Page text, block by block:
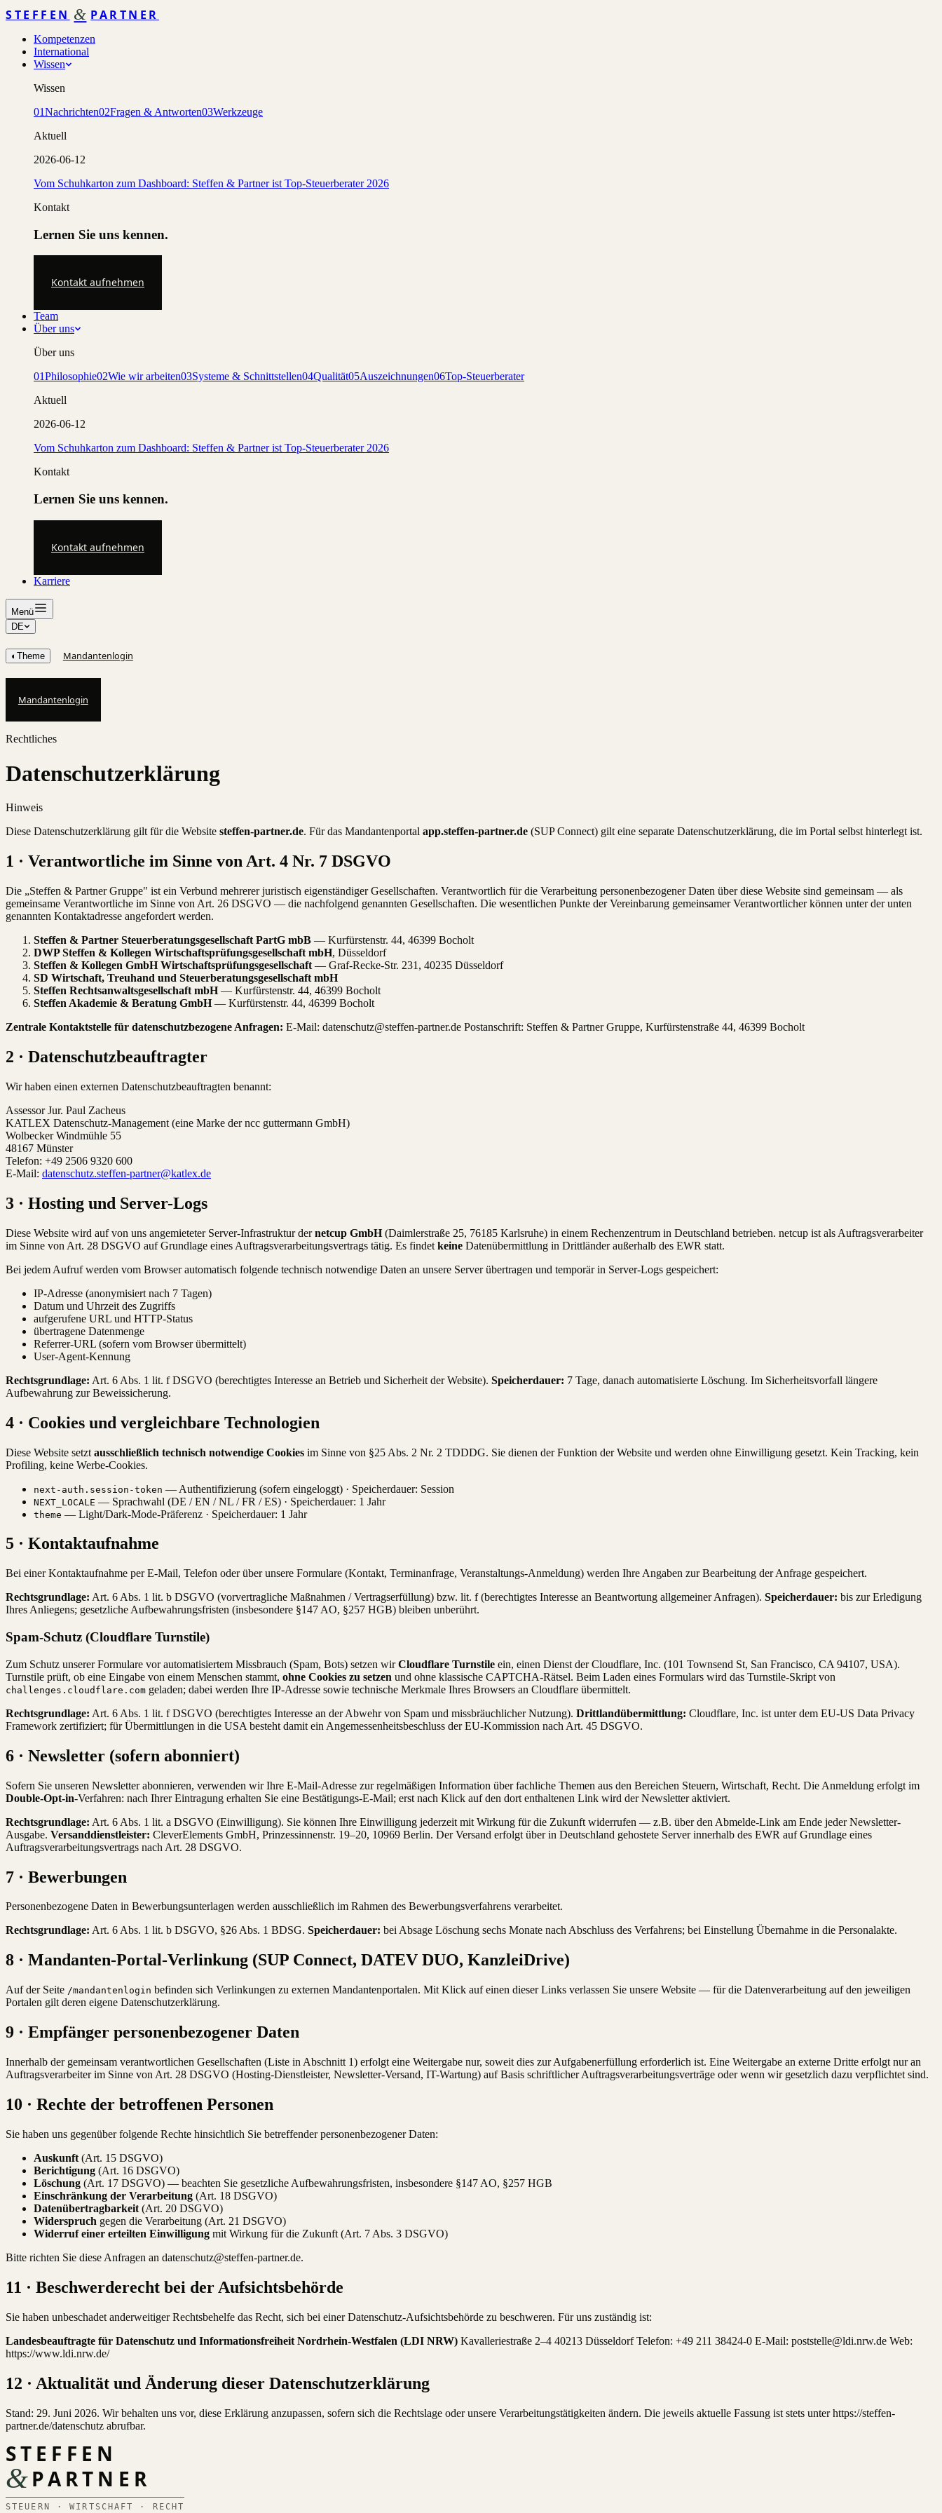
STEFFEN & PARTNER
Kompetenzen
International
Wissen
Wissen
01Nachrichten02Fragen & Antworten03Werkzeuge
Aktuell
2026-06-12
Vom Schuhkarton zum Dashboard: Steffen & Partner ist Top-Steuerberater 2026
Kontakt
Lernen Sie uns kennen.
Kontakt aufnehmen
Team
Über uns
Über uns
01Philosophie02Wie wir arbeiten03Systeme & Schnittstellen04Qualität05Auszeichnungen06Top-Steuerberater
Aktuell
2026-06-12
Vom Schuhkarton zum Dashboard: Steffen & Partner ist Top-Steuerberater 2026
Kontakt
Lernen Sie uns kennen.
Kontakt aufnehmen
Karriere
Menü
DE
◐ Theme Mandantenlogin
Mandantenlogin
Rechtliches
Datenschutzerklärung
Hinweis
Diese Datenschutzerklärung gilt für die Website steffen-partner.de. Für das Mandantenportal app.steffen-partner.de (SUP Connect) gilt eine separate Datenschutzerklärung, die im Portal selbst hinterlegt ist.
1 · Verantwortliche im Sinne von Art. 4 Nr. 7 DSGVO
Die „Steffen & Partner Gruppe" ist ein Verbund mehrerer juristisch eigenständiger Gesellschaften. Verantwortlich für die Verarbeitung personenbezogener Daten über diese Website sind gemeinsam — als
gemeinsame Verantwortliche im Sinne von Art. 26 DSGVO — die nachfolgend genannten Gesellschaften. Die wesentlichen Punkte der Vereinbarung gemeinsamer Verantwortlicher können unter der unten
genannten Kontaktadresse angefordert werden.
Steffen & Partner Steuerberatungsgesellschaft PartG mbB — Kurfürstenstr. 44, 46399 Bocholt
DWP Steffen & Kollegen Wirtschaftsprüfungsgesellschaft mbH, Düsseldorf
Steffen & Kollegen GmbH Wirtschaftsprüfungsgesellschaft — Graf-Recke-Str. 231, 40235 Düsseldorf
SD Wirtschaft, Treuhand und Steuerberatungsgesellschaft mbH
Steffen Rechtsanwaltsgesellschaft mbH— Kurfürstenstr. 44, 46399 Bocholt
Steffen Akademie & Beratung GmbH— Kurfürstenstr. 44, 46399 Bocholt
Zentrale Kontaktstelle für datenschutzbezogene Anfragen: E-Mail: datenschutz@steffen-partner.de Postanschrift: Steffen & Partner Gruppe, Kurfürstenstraße 44, 46399 Bocholt
2 · Datenschutzbeauftragter
Wir haben einen externen Datenschutzbeauftragten benannt:
Assessor Jur. Paul Zacheus
KATLEX Datenschutz-Management (eine Marke der ncc guttermann GmbH)
Wolbecker Windmühle 55
48167 Münster
Telefon: +49 2506 9320 600
E-Mail: datenschutz.steffen-partner@katlex.de
3 · Hosting und Server-Logs
Diese Website wird auf von uns angemieteter Server-Infrastruktur dernetcup GmbH(Daimlerstraße 25, 76185 Karlsruhe) in einem Rechenzentrum in Deutschland betrieben. netcup ist als Auftragsverarbeiter
im Sinne von Art. 28 DSGVO auf Grundlage eines Auftragsverarbeitungsvertrags tätig. Es findet keine Datenübermittlung in Drittländer außerhalb des EWR statt.
Bei jedem Aufruf werden vom Browser automatisch folgende technisch notwendige Daten an unsere Server übertragen und temporär in Server-Logs gespeichert:
IP-Adresse (anonymisiert nach 7 Tagen)
Datum und Uhrzeit des Zugriffs
aufgerufene URL und HTTP-Status
übertragene Datenmenge
Referrer-URL (sofern vom Browser übermittelt)
User-Agent-Kennung
Rechtsgrundlage: Art. 6 Abs. 1 lit. f DSGVO (berechtigtes Interesse an Betrieb und Sicherheit der Website). Speicherdauer: 7 Tage, danach automatisierte Löschung. Im Sicherheitsvorfall längere
Aufbewahrung zur Beweissicherung.
4 · Cookies und vergleichbare Technologien
Diese Website setzt ausschließlich technisch notwendige Cookies im Sinne von §25 Abs. 2 Nr. 2 TDDDG. Sie dienen der Funktion der Website und werden ohne Einwilligung gesetzt. Kein Tracking, kein
Profiling, keine Werbe-Cookies.
next-auth.session-token — Authentifizierung (sofern eingeloggt) · Speicherdauer: Session
NEXT_LOCALE — Sprachwahl (DE / EN / NL / FR / ES) · Speicherdauer: 1 Jahr
theme — Light/Dark-Mode-Präferenz · Speicherdauer: 1 Jahr
5 · Kontaktaufnahme
Bei einer Kontaktaufnahme per E-Mail, Telefon oder über unsere Formulare (Kontakt, Terminanfrage, Veranstaltungs-Anmeldung) werden Ihre Angaben zur Bearbeitung der Anfrage gespeichert.
Rechtsgrundlage: Art. 6 Abs. 1 lit. b DSGVO (vorvertragliche Maßnahmen / Vertragserfüllung) bzw. lit. f (berechtigtes Interesse an Beantwortung allgemeiner Anfragen). Speicherdauer: bis zur Erledigung
Ihres Anliegens; gesetzliche Aufbewahrungsfristen (insbesondere §147 AO, §257 HGB) bleiben unberührt.
Spam-Schutz (Cloudflare Turnstile)
Zum Schutz unserer Formulare vor automatisiertem Missbrauch (Spam, Bots) setzen wirCloudflare Turnstile ein, einen Dienst der Cloudflare, Inc. (101 Townsend St, San Francisco, CA 94107, USA).
Turnstile prüft, ob eine Eingabe von einem Menschen stammt, ohne Cookies zu setzen und ohne klassische CAPTCHA-Rätsel. Beim Laden eines Formulars wird das Turnstile-Skript von
challenges.cloudflare.com geladen; dabei werden Ihre IP-Adresse sowie technische Merkmale Ihres Browsers an Cloudflare übermittelt.
Rechtsgrundlage: Art. 6 Abs. 1 lit. f DSGVO (berechtigtes Interesse an der Abwehr von Spam und missbräuchlicher Nutzung). Drittlandübermittlung: Cloudflare, Inc. ist unter dem EU-US Data Privacy
Framework zertifiziert; für Übermittlungen in die USA besteht damit ein Angemessenheitsbeschluss der EU-Kommission nach Art. 45 DSGVO.
6 · Newsletter (sofern abonniert)
Sofern Sie unseren Newsletter abonnieren, verwenden wir Ihre E-Mail-Adresse zur regelmäßigen Information über fachliche Themen aus den Bereichen Steuern, Wirtschaft, Recht. Die Anmeldung erfolgt im
Double-Opt-in-Verfahren: nach Ihrer Eintragung erhalten Sie eine Bestätigungs-E-Mail; erst nach Klick auf den dort enthaltenen Link wird der Newsletter aktiviert.
Rechtsgrundlage: Art. 6 Abs. 1 lit. a DSGVO (Einwilligung). Sie können Ihre Einwilligung jederzeit mit Wirkung für die Zukunft widerrufen — z.B. über den Abmelde-Link am Ende jeder Newsletter-
Ausgabe. Versanddienstleister: CleverElements GmbH, Prinzessinnenstr. 19–20, 10969 Berlin. Der Versand erfolgt über in Deutschland gehostete Server innerhalb des EWR auf Grundlage eines
Auftragsverarbeitungsvertrags nach Art. 28 DSGVO.
7 · Bewerbungen
Personenbezogene Daten in Bewerbungsunterlagen werden ausschließlich im Rahmen des Bewerbungsverfahrens verarbeitet.
Rechtsgrundlage: Art. 6 Abs. 1 lit. b DSGVO, §26 Abs. 1 BDSG. Speicherdauer: bei Absage Löschung sechs Monate nach Abschluss des Verfahrens; bei Einstellung Übernahme in die Personalakte.
8 · Mandanten-Portal-Verlinkung (SUP Connect, DATEV DUO, KanzleiDrive)
Auf der Seite /mandantenlogin befinden sich Verlinkungen zu externen Mandantenportalen. Mit Klick auf einen dieser Links verlassen Sie unsere Website — für die Datenverarbeitung auf den jeweiligen
Portalen gilt deren eigene Datenschutzerklärung.
9 · Empfänger personenbezogener Daten
Innerhalb der gemeinsam verantwortlichen Gesellschaften (Liste in Abschnitt 1) erfolgt eine Weitergabe nur, soweit dies zur Aufgabenerfüllung erforderlich ist. Eine Weitergabe an externe Dritte erfolgt nur an
Auftragsverarbeiter im Sinne von Art. 28 DSGVO (Hosting-Dienstleister, Newsletter-Versand, IT-Wartung) auf Basis schriftlicher Auftragsverarbeitungsverträge oder wenn wir gesetzlich dazu verpflichtet sind.
10 · Rechte der betroffenen Personen
Sie haben uns gegenüber folgende Rechte hinsichtlich Sie betreffender personenbezogener Daten:
Auskunft (Art. 15 DSGVO)
Berichtigung (Art. 16 DSGVO)
Löschung (Art. 17 DSGVO) — beachten Sie gesetzliche Aufbewahrungsfristen, insbesondere §147 AO, §257 HGB
Einschränkung der Verarbeitung (Art. 18 DSGVO)
Datenübertragbarkeit (Art. 20 DSGVO)
Widerspruch gegen die Verarbeitung (Art. 21 DSGVO)
Widerruf einer erteilten Einwilligung mit Wirkung für die Zukunft (Art. 7 Abs. 3 DSGVO)
Bitte richten Sie diese Anfragen an datenschutz@steffen-partner.de.
11 · Beschwerderecht bei der Aufsichtsbehörde
Sie haben unbeschadet anderweitiger Rechtsbehelfe das Recht, sich bei einer Datenschutz-Aufsichtsbehörde zu beschweren. Für uns zuständig ist:
Landesbeauftragte für Datenschutz und Informationsfreiheit Nordrhein-Westfalen (LDI NRW) Kavalleriestraße 2–4 40213 Düsseldorf Telefon: +49 211 38424-0 E-Mail: poststelle@ldi.nrw.de Web:
https://www.ldi.nrw.de/
12 · Aktualität und Änderung dieser Datenschutzerklärung
Stand: 29. Juni 2026. Wir behalten uns vor, diese Erklärung anzupassen, sofern sich die Rechtslage oder unsere Verarbeitungstätigkeiten ändern. Die jeweils aktuelle Fassung ist stets unter https://steffen-
partner.de/datenschutz abrufbar.
STEFFEN
&PARTNER
STEUERN · WIRTSCHAFT · RECHT